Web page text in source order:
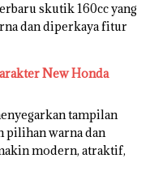
skutik 160cc yang
dan diperkaya fitur
New Honda
tampilan
pilihan warna dan
modern, atraktif,